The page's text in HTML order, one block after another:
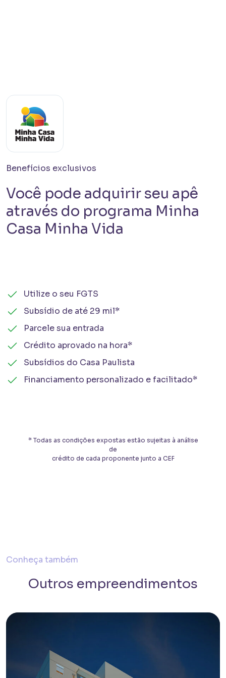
Benefícios exclusivos
Você pode adquirir seu apê
através do programa Minha
Casa Minha Vida
Utilize o seu FGTS
Subsídio de até 29 mil*
Parcele sua entrada
Crédito aprovado na hora*
Subsídios do Casa Paulista
Financiamento personalizado e facilitado*
* Todas as condições expostas estão sujeitas à análise
de
crédito de cada proponente junto a CEF
Conheça também
Outros empreendimentos
Em Obra
Bem Viver Angélica
Barra Funda - São Paulo / SP
Projeto HMP e R2V